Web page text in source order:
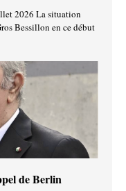
2026 La situation
Bessillon en ce début
de Berlin